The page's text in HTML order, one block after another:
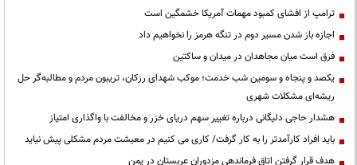
ترامپ از افشای کمبود مهمات آمریکا خشمگین است
اجازه باز شدن مسیر دوم در تنگه هرمز را نخواهیم داد
فرق است میان مجاهدان در میدان و ساکتین
یکصد و پنجاه و سومین شب خدمت؛ موکب شهدای رزکان، تریبون مردم و مطالبه‌گر حل
ریشه‌ای مشکلات شهری
هشدار حاجی دلیگانی درباره تغییر سهم دریای خزر و مخالفت با واگذاری امتیاز
باید افراد کارآمدتر را به کار گرفت/ کاری می کنیم در معیشت مردم مشکلی پیش نیاید
هدف قرار گرفتن اتاق‌ فرماندهی مزدوران عربستان در یمن